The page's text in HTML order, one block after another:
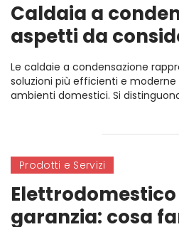
Caldaia a
aspetti da
scelta
Le caldaie a condensazione
soluzioni più efficienti e
ambienti domestici. Si
Prodotti e Servizi
garanzia: cosa